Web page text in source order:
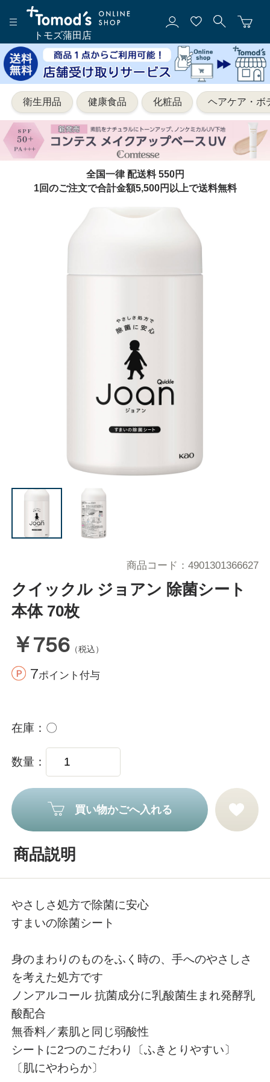
トモズ蒲田店
衛生用品 健康食品 化粧品 ヘアケア・ボ
全国一律 配送料 550円
1回のご注文で合計金額5,500円以上で送料無料
クイックル ジョアン 除菌シート
本体 70枚
￥756 （税込）
7ポイント付与
商品コード 4901301366627
在庫 〇
数量
買い物かごへ入れる
商品説明
やさしさ処方で除菌に安心
すまいの除菌シート
身のまわりのものをふく時の、手へのやさしさ
を考えた処方です
ノンアルコール 抗菌成分に乳酸菌生まれ発酵乳
酸配合
無香料／素肌と同じ弱酸性
シートに2つのこだわり〔ふきとりやすい〕
〔肌にやわらか〕